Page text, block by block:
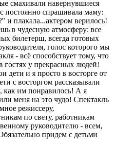
смахивали навернувшиеся
постоянно спрашивала маму:
и плакала...актером верилось!
в чудесную атмосферу: все
билетерш, всегда готовых
голос которого мы
- всё способствует тому, что
гостях у прекрасных людей!
и я просто в восторге от
с восторгом рассказывали
как им понравилось! А я
меня на это чудо! Спектакль
режиссеру,
по свету, работникам
руководителю - всем,
придем с детьми